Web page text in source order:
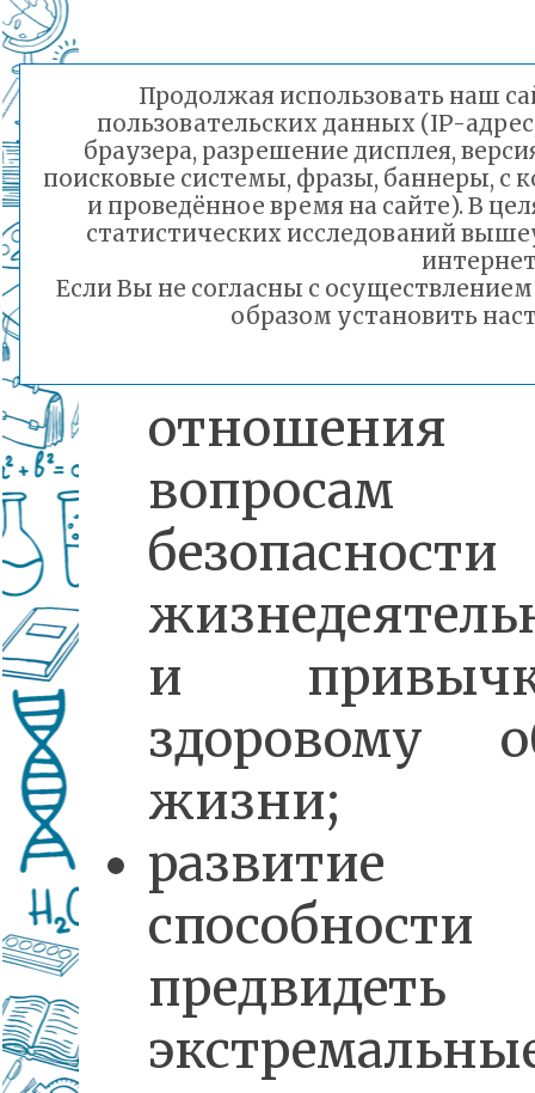
Задачи:
воспитание у
и
вопросам
безопасности
и
здоровому
жизни;
развитие
способности
предвидеть
Продолжая использовать наш
пользовательских данных (IP-
браузера, разрешение дисплея,
поисковые системы, фразы, баннеры, с
и проведённое время на сайте). В
статистических исследований
Если Вы не согласны с
образом установить